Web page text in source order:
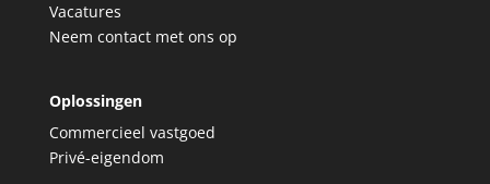
Vacatures
Neem contact met ons op
Oplossingen
Commercieel vastgoed
Privé-eigendom